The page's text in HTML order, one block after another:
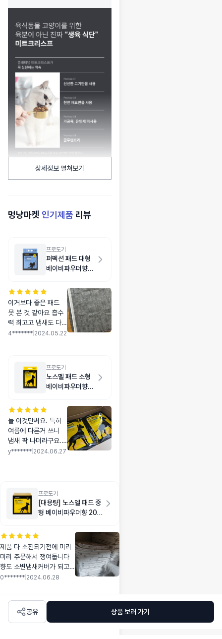
상세정보 펼쳐보기
멍냥마켓 인기제품 리뷰
프로도기
퍼펙션 패드 대형
베이비파우더향
이거보다 좋은 패드
못 본 것 같아요 흡수
력 최고고 냄새도 다
른 패드에 비해서 확
4******* 2024.05.22
프로도기
노스멜 패드 소형
베이비파우더향
늘 이것만써요. 특히
여름에 다른거 쓰니
냄새 팍 나더라구요.
노스멜패드가 확실히
y******* 2024.06.27
프로도기
[대용량] 노스멜 패드 중
형 베이비파우더향 200
제품 다 소진되기전에 미리
미리 주문해서 쟁여둡니다
향도 소변냄새커버가 되고
색상도 눈에 잘보이지 않아
0******* 2024.06.28
공유 상품 보러 가기